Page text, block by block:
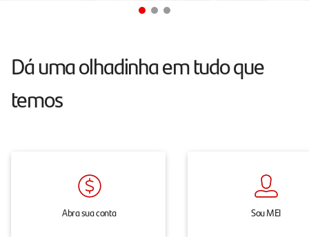
sem
mensalidade.
Dá uma olhadinha em tudo que
temos
Abra sua conta Sou MEI